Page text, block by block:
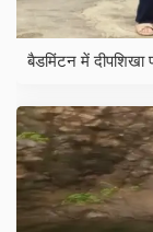
बैडमिंटन में